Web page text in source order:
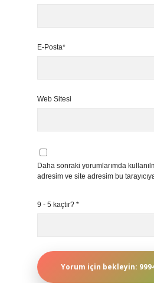
E-Posta*
Web Sitesi
Daha sonraki yorumlarımda
adresim ve site adresim bu
9 - 5 kaçtır? *